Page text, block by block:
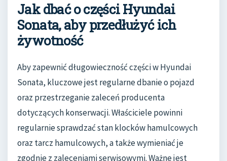
Jak dbać o części Hyundai
Sonata, aby przedłużyć ich
żywotność
Aby zapewnić długowieczność części w Hyundai
Sonata, kluczowe jest regularne dbanie o pojazd
oraz przestrzeganie zaleceń producenta
dotyczących konserwacji. Właściciele powinni
regularnie sprawdzać stan klocków hamulcowych
oraz tarcz hamulcowych, a także wymieniać je
zgodnie z zaleceniami serwisowymi. Ważne jest